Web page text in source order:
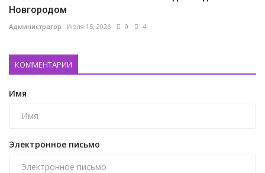
Новгородом
Администратор Июля 15, 2026 0 4
КОММЕНТАРИИ
Имя
Электронное письмо